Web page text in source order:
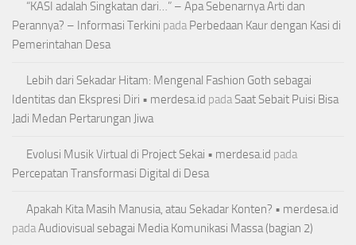
“KASI adalah Singkatan dari…” – Apa Sebenarnya Arti dan
Perannya? – Informasi Terkini pada Perbedaan Kaur dengan Kasi di
Pemerintahan Desa
Lebih dari Sekadar Hitam: Mengenal Fashion Goth sebagai
Identitas dan Ekspresi Diri • merdesa.id pada Saat Sebait Puisi Bisa
Jadi Medan Pertarungan Jiwa
Evolusi Musik Virtual di Project Sekai • merdesa.id pada
Percepatan Transformasi Digital di Desa
Apakah Kita Masih Manusia, atau Sekadar Konten? • merdesa.id
padaAudiovisual sebagai Media Komunikasi Massa (bagian 2)